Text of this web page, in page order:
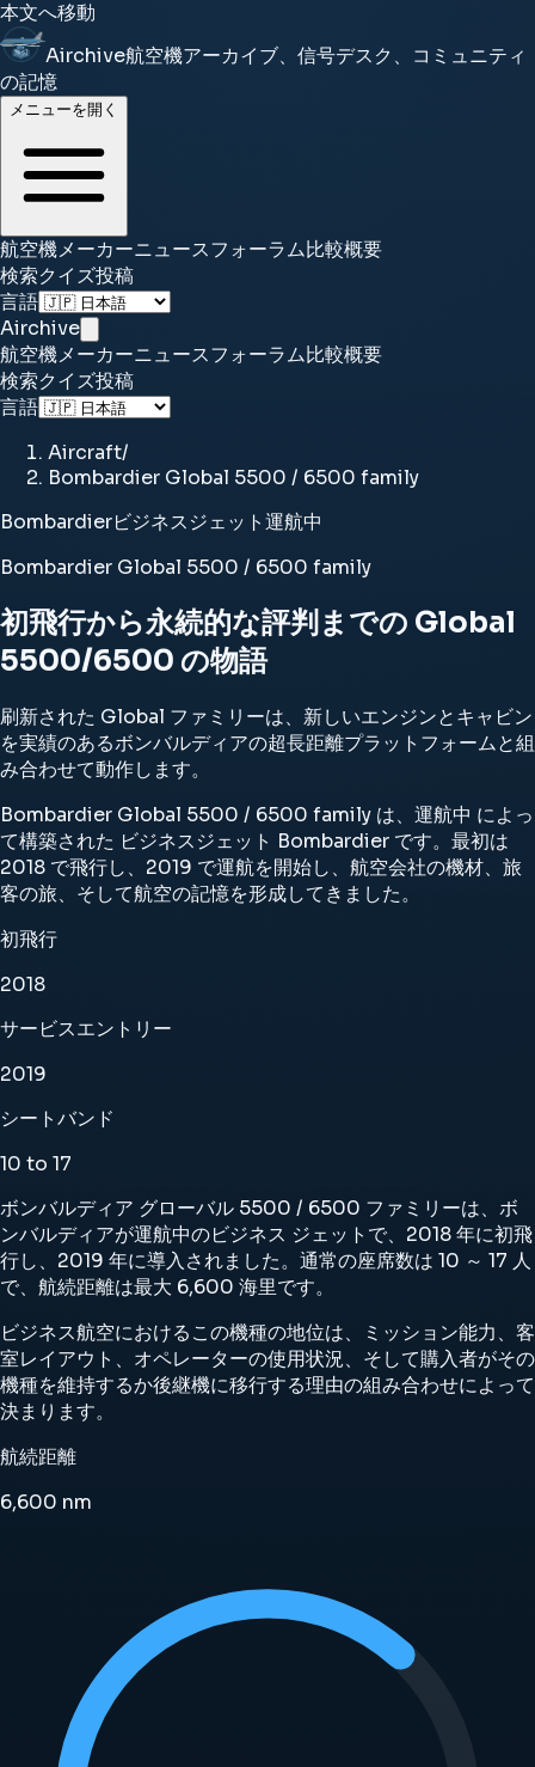
本文へ移動
Airchive航空機アーカイブ、信号デスク、コミュニティ
の記憶
メニューを開く
航空機メーカーニュースフォーラム比較概要
検索クイズ投稿
言語
Airchive
航空機メーカーニュースフォーラム比較概要
検索クイズ投稿
言語
Aircraft/
Bombardier Global 5500 / 6500 family
Bombardierビジネスジェット運航中
Bombardier Global 5500 / 6500 family
初飛行から永続的な評判までの Global
5500/6500 の物語
刷新された Global ファミリーは、新しいエンジンとキャビン
を実績のあるボンバルディアの超長距離プラットフォームと組
み合わせて動作します。
Bombardier Global 5500 / 6500 family は、運航中 によっ
て構築された ビジネスジェット Bombardier です。最初は
2018 で飛行し、2019 で運航を開始し、航空会社の機材、旅
客の旅、そして航空の記憶を形成してきました。
初飛行
2018
サービスエントリー
2019
シートバンド
10 to 17
ボンバルディア グローバル 5500 / 6500 ファミリーは、ボ
ンバルディアが運航中のビジネス ジェットで、2018 年に初飛
行し、2019 年に導入されました。通常の座席数は 10 ～ 17 人
で、航続距離は最大 6,600 海里です。
ビジネス航空におけるこの機種の地位は、ミッション能力、客
室レイアウト、オペレーターの使用状況、そして購入者がその
機種を維持するか後継機に移行する理由の組み合わせによって
決まります。
航続距離
6,600 nm